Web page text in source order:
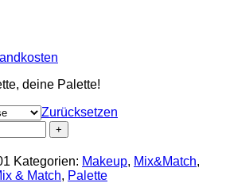
deine Palette!
Zurücksetzen
Kategorien: Makeup, Mix&Match,
& Match, Palette